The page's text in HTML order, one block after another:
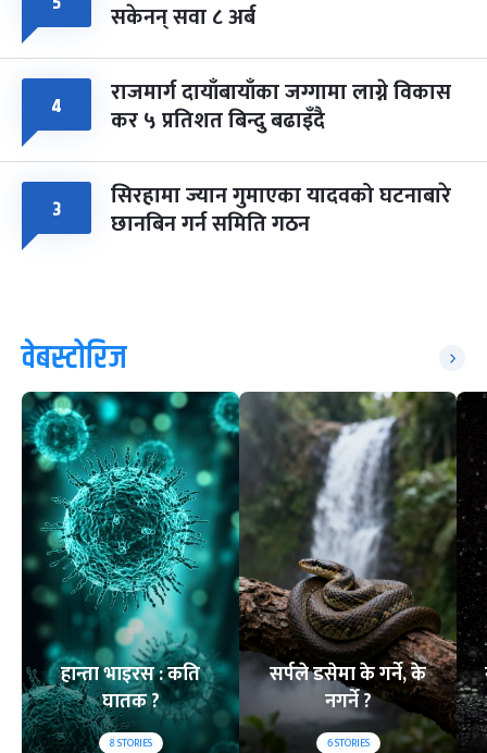
सकेनन् सवा ८ अर्ब
४ राजमार्ग दायाँबायाँका जग्गामा लाग्ने विकास
कर ५ प्रतिशत बिन्दु बढाइँदै
३ सिरहामा ज्यान गुमाएका यादवको घटनाबारे
छानबिन गर्न समिति गठन
वेबस्टोरिज
हान्ता भाइरस : कति
घातक ?
8STORIES
सर्पले डसेमा के गर्ने, के
नगर्ने ?
6STORIES